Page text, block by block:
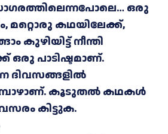
ഒരു
മറ്റൊരു കഥയിലേക്ക്,
കുഴിയിട്ട് നീന്തി
ഒരു പാടിഷ്ടമാണ്.
ദിവസങ്ങളിൽ
കൂടുതൽ കഥകൾ
കിട്ടുക.